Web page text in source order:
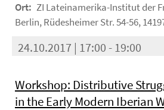
Ort: ZI Lateinamerika-Institut der
Berlin, Rüdesheimer Str. 54-56,
24.10.2017 | 17:00 - 19:00
Workshop: Distributive
in the Early Modern Iberian